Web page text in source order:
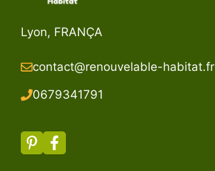
Lyon, FRANÇA
contact@renouvelable-habitat.fr
0679341791